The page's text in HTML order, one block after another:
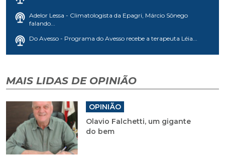
Adelor Lessa - Climatologista da Epagri, Márcio Sônego
falando...
Do Avesso - Programa do Avesso recebe a terapeuta Léia...
MAIS LIDAS DE OPINIÃO
OPINIÃO
Olavio Falchetti, um gigante
do bem